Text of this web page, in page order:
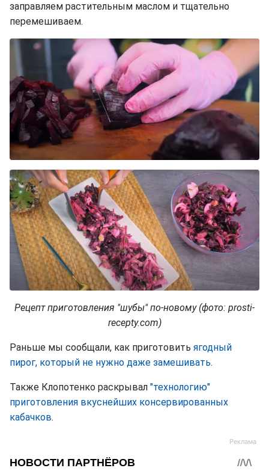
заправляем растительным маслом и тщательно
перемешиваем.
Рецепт приготовления "шубы" по-новому (фото: prosti-
recepty.com)
Раньше мы сообщали, как приготовить ягодный
пирог, который не нужно даже замешивать.
Также Клопотенко раскрывал "технологию"
приготовления вкуснейших консервированных
кабачков.